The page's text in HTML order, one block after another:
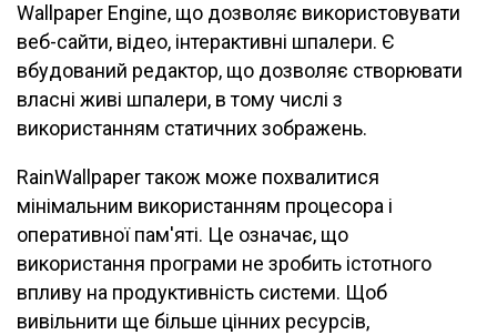
Wallpaper Engine, що дозволяє використовувати
веб-сайти, відео, інтерактивні шпалери. Є
вбудований редактор, що дозволяє створювати
власні живі шпалери, в тому числі з
використанням статичних зображень.
RainWallpaper також може похвалитися
мінімальним використанням процесора і
оперативної пам'яті. Це означає, що
використання програми не зробить істотного
впливу на продуктивність системи. Щоб
вивільнити ще більше цінних ресурсів,